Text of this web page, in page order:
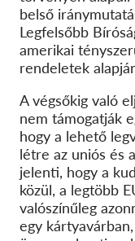
belső
Legfelsőbb
amerikai
rendeletek
A végsőkig való
nem támogatják
hogy a lehető
létre az uniós és
jelenti, hogy a
közül, a legtöbb
valószínűleg
egy